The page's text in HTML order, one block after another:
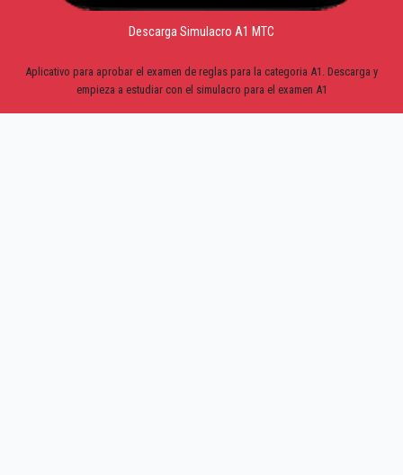
Descarga Simulacro A1 MTC
Aplicativo para aprobar el examen de reglas para la categoria A1. Descarga y
empieza a estudiar con el simulacro para el examen A1